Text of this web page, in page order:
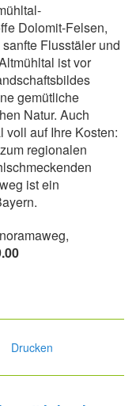
Dolomit-Felsen,
Flusstäler und
ist vor
gemütliche
Natur. Auch
voll auf Ihre Kosten:
regionalen
ist ein
Drucken